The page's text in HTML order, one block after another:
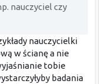
nauczyciel czy
nauczycielki
w ścianę a nie
tobie
badania